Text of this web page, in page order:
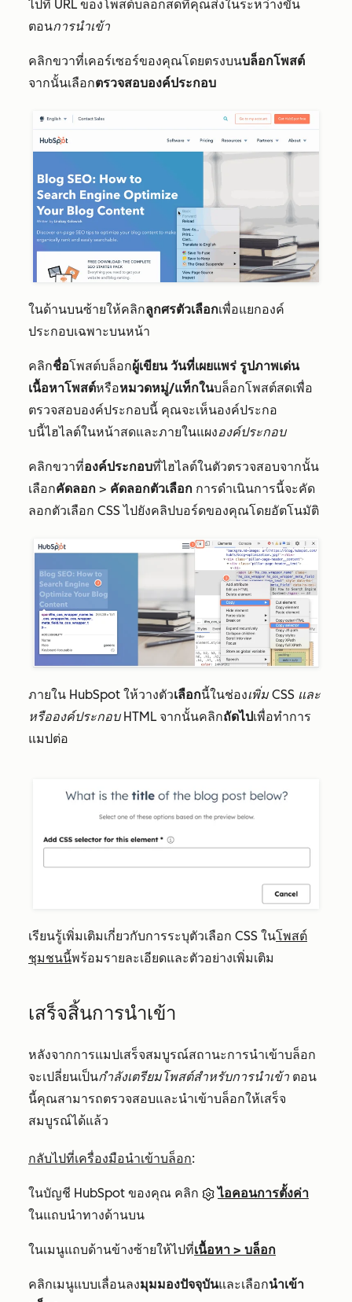
ไปที่ URL ของโพสต์บล็อกสดที่คุณส่งในระหว่างขั้น
ตอนการนำเข้า
คลิกขวาที่เคอร์เซอร์ของคุณโดยตรงบนบล็อกโพสต์
จากนั้นเลือกตรวจสอบองค์ประกอบ
ในด้านบนซ้ายให้คลิกลูกศรตัวเลือกเพื่อแยกองค์
ประกอบเฉพาะบนหน้า
คลิกชื่อโพสต์บล็อกผู้เขียน วันที่เผยแพร่ รูปภาพเด่น
เนื้อหาโพสต์หรือหมวดหมู่/แท็กในบล็อกโพสต์สดเพื่อ
ตรวจสอบองค์ประกอบนี้ คุณจะเห็นองค์ประกอ
บนี้ไฮไลต์ในหน้าสดและภายในแผงองค์ประกอบ
คลิกขวาที่องค์ประกอบที่ไฮไลต์ในตัวตรวจสอบจากนั้น
เลือกคัดลอก > คัดลอกตัวเลือก การดำเนินการนี้จะคัด
ลอกตัวเลือก CSS ไปยังคลิปบอร์ดของคุณโดยอัตโนมัติ
ภายใน HubSpot ให้วางตัวเลือกนี้ในช่องเพิ่ม CSS และ
หรือองค์ประกอบ HTML จากนั้นคลิกถัดไปเพื่อทำการ
แมปต่อ
เรียนรู้เพิ่มเติมเกี่ยวกับการระบุตัวเลือก CSS ในโพสต์
ชุมชนนี้พร้อมรายละเอียดและตัวอย่างเพิ่มเติม
เสร็จสิ้นการนำเข้า
หลังจากการแมปเสร็จสมบูรณ์สถานะการนำเข้าบล็อก
จะเปลี่ยนเป็นกำลังเตรียมโพสต์สำหรับการนำเข้า ตอน
นี้คุณสามารถตรวจสอบและนำเข้าบล็อกให้เสร็จ
สมบูรณ์ได้แล้ว
กลับไปที่เครื่องมือนำเข้าบล็อก:
ในบัญชี HubSpot ของคุณ คลิก
ไอคอนการตั้งค่า
ในแถบนำทางด้านบน
ในเมนูแถบด้านข้างซ้ายให้ไปที่เนื้อหา > บล็อก
คลิกเมนูแบบเลื่อนลงมุมมองปัจจุบันและเลือกนำเข้า